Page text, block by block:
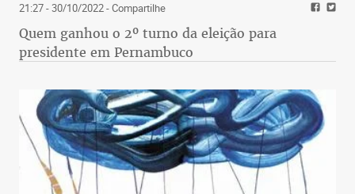
Na Alemanha, as redes de conexão entre o Estado,
21:27 - 30/10/2022- Compartilhe
Quem ganhou o 2º turno da eleição para
presidente em Pernambuco